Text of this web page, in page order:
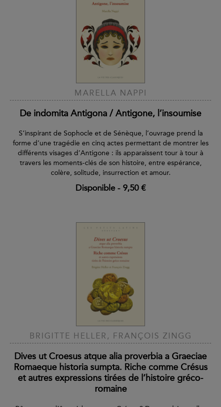
MARELLA NAPPI
De indomita Antigona / Antigone, l’insoumise
S’inspirant de Sophocle et de Sénèque, l’ouvrage prend la
forme d’une tragédie en cinq actes permettant de montrer les
différents visages d’Antigone : ils apparaissent tour à tour à
travers les moments-clés de son histoire, entre espérance,
colère, solitude, insurrection et amour.
Disponible- 9,50 €
BRIGITTE HELLER, FRANÇOIS ZINGG
Dives ut Croesus atque alia proverbia a Graeciae
Romaeque historia sumpta. Riche comme Crésus
et autres expressions tirées de l’histoire gréco-
romaine